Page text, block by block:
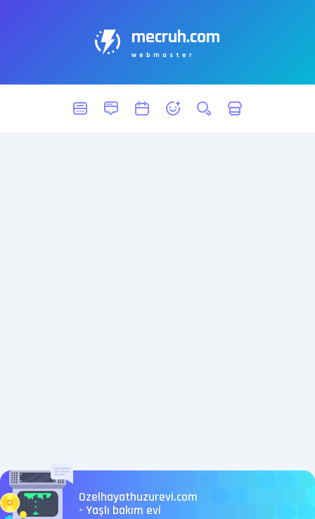
mecruh.com
webmaster
Ozelhayathuzurevi.com
- Yaşlı bakım evi